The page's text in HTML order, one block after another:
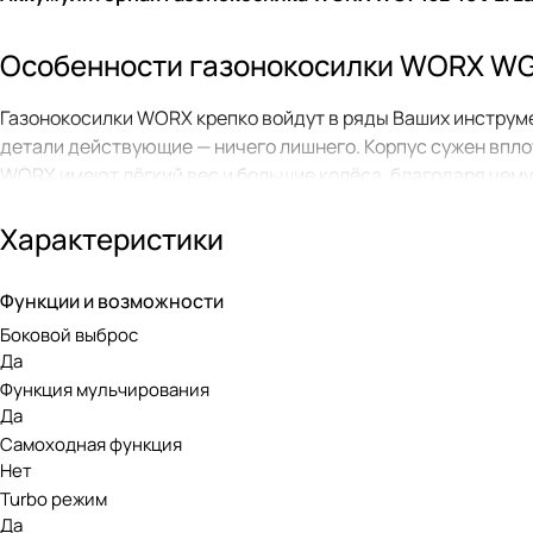
Особенности газонокосилки WORX
Газонокосилки WORX крепко войдут в ряды Ваших
детали действующие — ничего лишнего. Корпус сужен
WORX имеют лёгкий вес и большие колёса, благодаря
Модель WORX WX743E работает от двух аккумуляторов
качество резки даже самой плотной травы. Ширина
Универсальные аккумуляторы
Газонокосилка WORX WORX WG743E 40V работает от
батареи совместимы со всей аккумуляторной техникой
Для питания техники 20V нужна 1 батарея PowerShare 20V.
Для 40V — 2 батареи PowerShare 20V.
Характеристики
Функции и возможности
Боковой выброс
Да
Функция мульчирования
Да
Самоходная функция
Нет
Turbo режим
Да